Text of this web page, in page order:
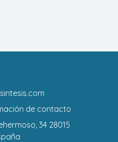
de contacto
34 28015